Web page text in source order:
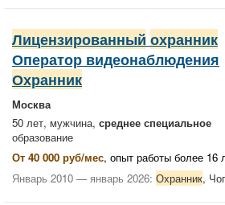
Лицензированный охранник
Оператор видеонаблюдения
Охранник
Москва
50 лет, мужчина, среднее специальное
образование
От 40 000 руб/мес, опыт работы более 16
Январь 2010 — январь 2026: Охранник,